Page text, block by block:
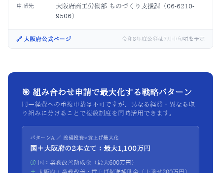
申請先
大阪府商工労働部 ものづくり支援課（06-6210-
9506）
🔗 大阪府公式ページ 令和8年度公募は7月中旬頃を予定
🎯 組み合わせ申請で最大化する戦略パターン
同一経費への重複申請は不可ですが、異なる経費・異なる取
り組みに分けることで複数制度を同時活用できます。
パターンA ／ 設備投資×賃上げ最大化
国＋大阪府の2本立て：最大1,100万円
① 国：業務改善助成金（最大600万円）
＋
大阪府：業務改善・賃上げ促進補助金（上乗せ200万円）